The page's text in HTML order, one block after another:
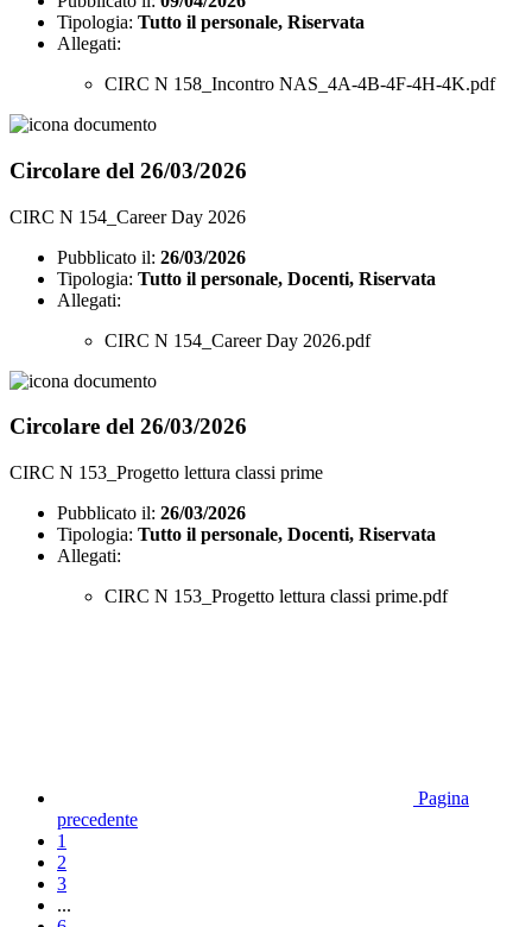
Tipologia: Tutto il personale, Riservata
Allegati:
CIRC N 158_Incontro NAS_4A-4B-4F-4H-4K.pdf
Circolare del 26/03/2026
CIRC N 154_Career Day 2026
Pubblicato il: 26/03/2026
Tipologia: Tutto il personale, Docenti, Riservata
Allegati:
CIRC N 154_Career Day 2026.pdf
Circolare del 26/03/2026
CIRC N 153_Progetto lettura classi prime
Pubblicato il: 26/03/2026
Tipologia: Tutto il personale, Docenti, Riservata
Allegati:
CIRC N 153_Progetto lettura classi prime.pdf
Pagina
precedente
1
2
3
...